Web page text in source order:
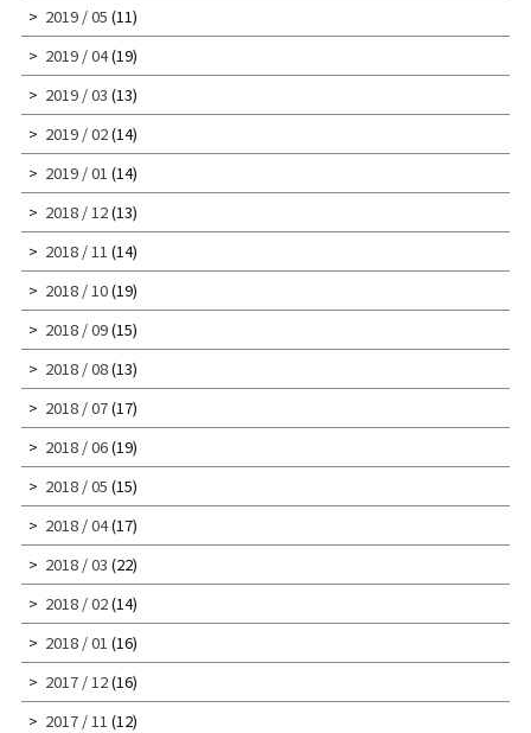
2019 / 05 (11)
2019 / 04(19)
2019 / 03 (13)
2019 / 02(14)
2019 / 01 (14)
2018 / 12(13)
2018 / 11 (14)
2018 / 10(19)
2018 / 09(15)
2018 / 08(13)
2018 / 07(17)
2018 / 06(19)
2018 / 05 (15)
2018 / 04(17)
2018 / 03 (22)
2018 / 02(14)
2018 / 01 (16)
2017 / 12(16)
2017 / 11 (12)